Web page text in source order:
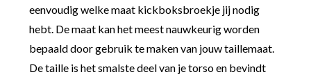
eenvoudig welke maat kickboksbroekje jij nodig
hebt. De maat kan het meest nauwkeurig worden
bepaald door gebruik te maken van jouw taillemaat.
De taille is het smalste deel van je torso en bevindt